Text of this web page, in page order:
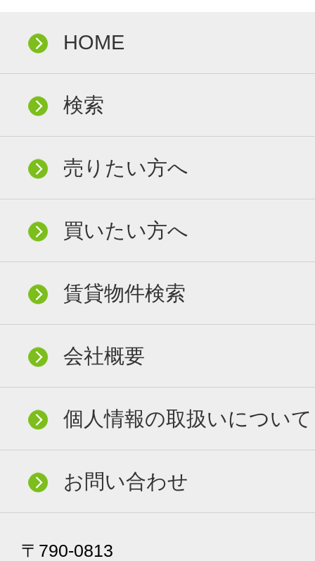
HOME
検索
売りたい方へ
買いたい方へ
賃貸物件検索
会社概要
個人情報の取扱いについて
お問い合わせ
〒790-0813